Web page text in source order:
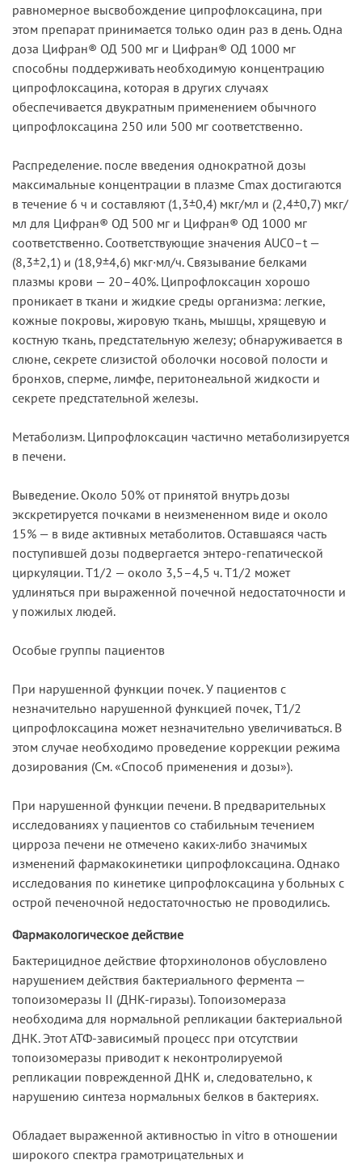
равномерное высвобождение ципрофлоксацина, при
этом препарат принимается только один раз в день. Одна
доза Цифран® ОД 500 мг и Цифран® ОД 1000 мг
способны поддерживать необходимую концентрацию
ципрофлоксацина, которая в других случаях
обеспечивается двукратным применением обычного
ципрофлоксацина 250 или 500 мг соответственно.
Распределение. после введения однократной дозы
максимальные концентрации в плазме Cmax достигаются
в течение 6 ч и составляют (1,3±0,4) мкг/мл и (2,4±0,7) мкг/
мл для Цифран® ОД 500 мг и Цифран® ОД 1000 мг
соответственно. Соответствующие значения AUC0–t —
(8,3±2,1) и (18,9±4,6) мкг·мл/ч. Связывание белками
плазмы крови — 20–40%. Ципрофлоксацин хорошо
проникает в ткани и жидкие среды организма: легкие,
кожные покровы, жировую ткань, мышцы, хрящевую и
костную ткань, предстательную железу; обнаруживается в
слюне, секрете слизистой оболочки носовой полости и
бронхов, сперме, лимфе, перитонеальной жидкости и
секрете предстательной железы.
Метаболизм. Ципрофлоксацин частично метаболизируется
в печени.
Выведение. Около 50% от принятой внутрь дозы
экскретируется почками в неизмененном виде и около
15% — в виде активных метаболитов. Оставшаяся часть
поступившей дозы подвергается энтеро-гепатической
циркуляции. T1/2 — около 3,5–4,5 ч. T1/2 может
удлиняться при выраженной почечной недостаточности и
у пожилых людей.
Особые группы пациентов
При нарушенной функции почек. У пациентов с
незначительно нарушенной функцией почек, T1/2
ципрофлоксацина может незначительно увеличиваться. В
этом случае необходимо проведение коррекции режима
дозирования (См. «Способ применения и дозы»).
При нарушенной функции печени. В предварительных
исследованиях у пациентов со стабильным течением
цирроза печени не отмечено каких-либо значимых
изменений фармакокинетики ципрофлоксацина. Однако
исследования по кинетике ципрофлоксацина у больных с
острой печеночной недостаточностью не проводились.
Фармакологическое действие
Бактерицидное действие фторхинолонов обусловлено
нарушением действия бактериального фермента —
топоизомеразы II (ДНК-гиразы). Топоизомераза
необходима для нормальной репликации бактериальной
ДНК. Этот АТФ-зависимый процесс при отсутствии
топоизомеразы приводит к неконтролируемой
репликации поврежденной ДНК и, следовательно, к
нарушению синтеза нормальных белков в бактериях.
Обладает выраженной активностью in vitro в отношении
широкого спектра грамотрицательных и